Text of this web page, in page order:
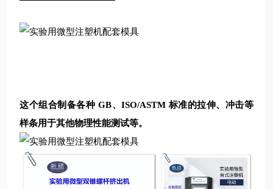
这个组合制备各种 GB、ISO/ASTM 标准的拉伸、冲击等
样条用于其他物理性能测试等。